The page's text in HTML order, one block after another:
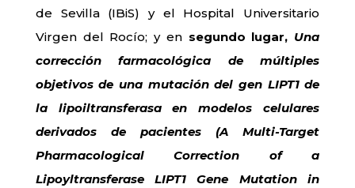
de Sevilla (IBiS) y el Hospital Universitario
Virgen del Rocío; y en segundo lugar, Una
corrección farmacológica de múltiples
objetivos de una mutación del gen LIPT1 de
la lipoiltransferasa en modelos celulares
derivados de pacientes (A Multi-Target
Pharmacological Correction of a
Lipoyltransferase LIPT1 Gene Mutation in